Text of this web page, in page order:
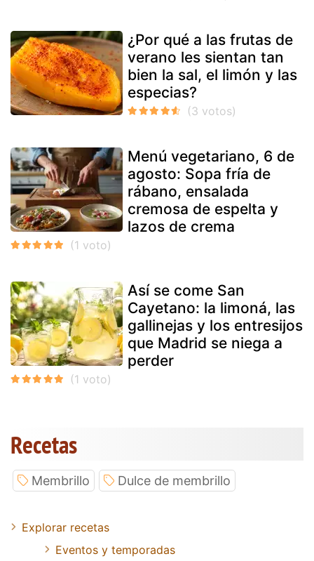
¿Por qué a las frutas de
verano les sientan tan
bien la sal, el limón y las
especias?
Menú vegetariano, 6 de
agosto: Sopa fría de
rábano, ensalada
cremosa de espelta y
lazos de crema
Así se come San
Cayetano: la limoná, las
gallinejas y los entresijos
que Madrid se niega a
perder
Recetas
Membrillo Dulce de membrillo
Explorar recetas
Eventos y temporadas